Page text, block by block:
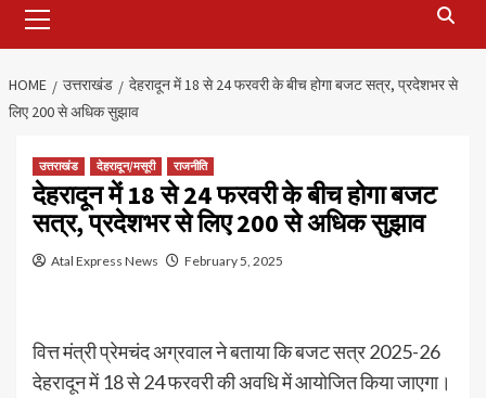
Menu
HOME उत्तराखंड
देहरादून में 18 से 24 फरवरी के बीच होगा बजट सत्र, प्रदेशभर से
लिए 200 से अधिक सुझाव
उत्तराखंड देहरादून/मसूरी राजनीति
देहरादून में 18 से 24 फरवरी के बीच होगा बजट
सत्र, प्रदेशभर से लिए 200 से अधिक सुझाव
Atal Express News February 5, 2025
वित्त मंत्री प्रेमचंद अग्रवाल ने बताया कि बजट सत्र 2025-26
देहरादून में 18 से 24 फरवरी की अवधि में आयोजित किया जाएगा।